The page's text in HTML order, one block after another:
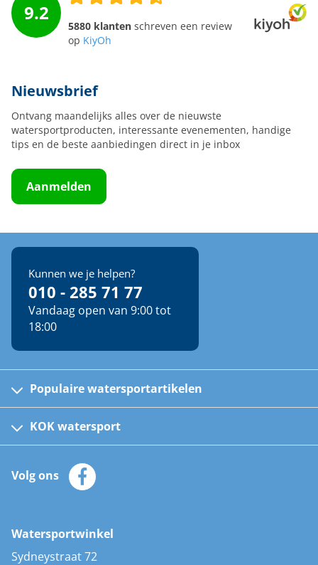
9.2
5880 klanten schreven een review
op KiyOh
Nieuwsbrief
Ontvang maandelijks alles over de nieuwste
watersportproducten, interessante evenementen, handige
tips en de beste aanbiedingen direct in je inbox
Aanmelden
Kunnen we je helpen?
010 - 285 71 77
Vandaag open van 9:00 tot
18:00
Populaire watersportartikelen
Kinder reddingsvesten
Automatische reddingsvesten
Zeilkleding
Zonnepanelen
AIS transponders
Stootwillen en fenders
KOK watersport
Klantenservice
Merken
Volg ons
Watersportwinkel
Sydneystraat 72